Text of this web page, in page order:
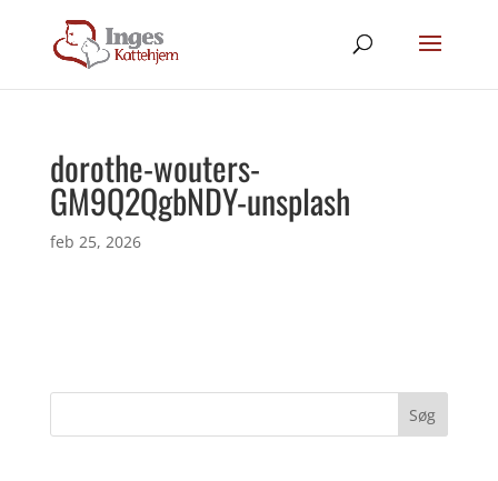
dorothe-wouters-
GM9Q2QgbNDY-unsplash
feb 25, 2026